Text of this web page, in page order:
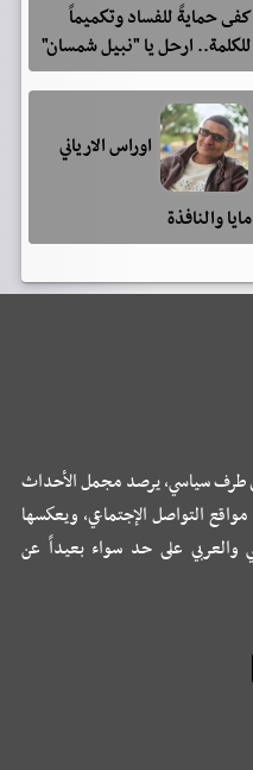
كفى حمايةً للفساد وتكميماً
للكلمة.. ارحل يا "نبيل شمسان"
اوراس الارياني
مايا والنافذة
طرف سياسي، يرصد مجمل الأحداث
التواصل الإجتماعي، ويعكسها
والعربي على حد سواء بعيداً عن